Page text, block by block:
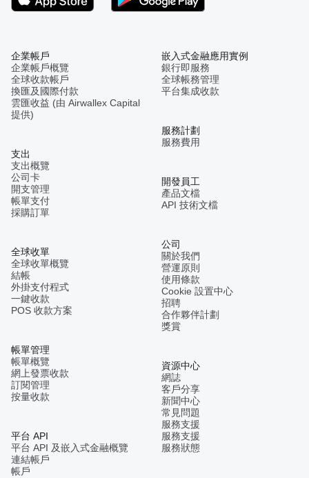
企業帳戶
企業帳戶概覽
全球收款帳戶
換匯及國際付款
雲匯收益 (由 Airwallex Capital
提供)
支出
支出概覽
公司卡
開支管理
帳單支付
採購訂單
全球收單
全球收單概覽
結帳
外掛支付程式
一鍵收款
POS 收款方案
帳單管理
帳單概覽
網上發票收款
訂閱管理
按量收款
平台 API
平台 API 及嵌入式金融概覽
連結帳戶
帳戶
嵌入式金融應用實例
銀行即服務
全球帳務管理
平台集成收款
服務計劃
服務費用
開發員工
產品文檔
API 技術文檔
公司
關於我們
營運原則
使用條款
Cookie 設置中心
招聘
合作夥伴計劃
獎賞
資源中心
網誌
客戶分享
新聞中心
常見問題
服務支援
服務支援
服務狀態